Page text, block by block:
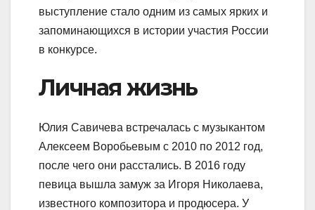
выступление стало одним из самых ярких и
запоминающихся в истории участия России
в конкурсе.
Личная жизнь
Юлия Савичева встречалась с музыкантом
Алексеем Воробьевым с 2010 по 2012 год,
после чего они расстались. В 2016 году
певица вышла замуж за Игоря Николаева,
известного композитора и продюсера. У